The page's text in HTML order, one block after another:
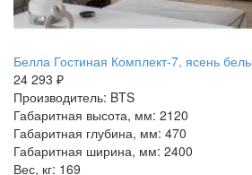
Белла Гостиная Комплект-7, ясень
24 293 ₽
Производитель: BTS
Габаритная высота, мм: 2120
Габаритная глубина, мм: 470
Габаритная ширина, мм: 2400
Вес, кг: 169